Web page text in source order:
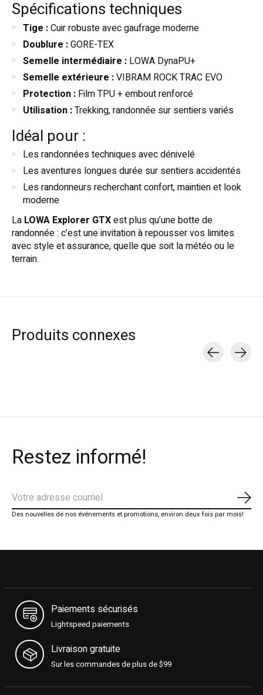
Spécifications techniques
Tige :Cuir robuste avec gaufrage moderne
Doublure :GORE-TEX
Semelle intermédiaire : LOWA DynaPU+
Semelle extérieure :VIBRAM ROCK TRAC EVO
Protection : Film TPU + embout renforcé
Utilisation :Trekking, randonnée sur sentiers variés
Idéal pour :
Les randonnées techniques avec dénivelé
Les aventures longues durée sur sentiers accidentés
Les randonneurs recherchant confort, maintien et look
moderne
La LOWA Explorer GTXest plus qu’une botte de
randonnée : c’est une invitation à repousser vos limites
avec style et assurance, quelle que soit la météo ou le
terrain.
Produits connexes
Restez informé!
Des nouvelles de nos événements et promotions, environ deux fois par mois!
Paiements sécurisés
Lightspeed paiements
Livraison gratuite
Sur les commandes de plus de $99